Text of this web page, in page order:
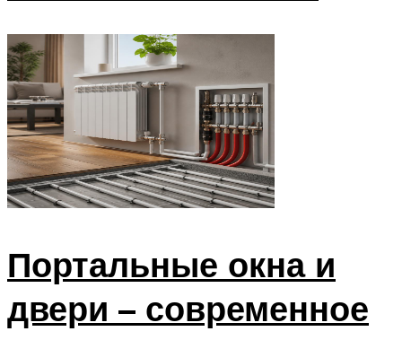
Портальные окна и
двери – современное